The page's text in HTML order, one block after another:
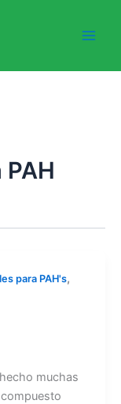
para PAH's,
muchas